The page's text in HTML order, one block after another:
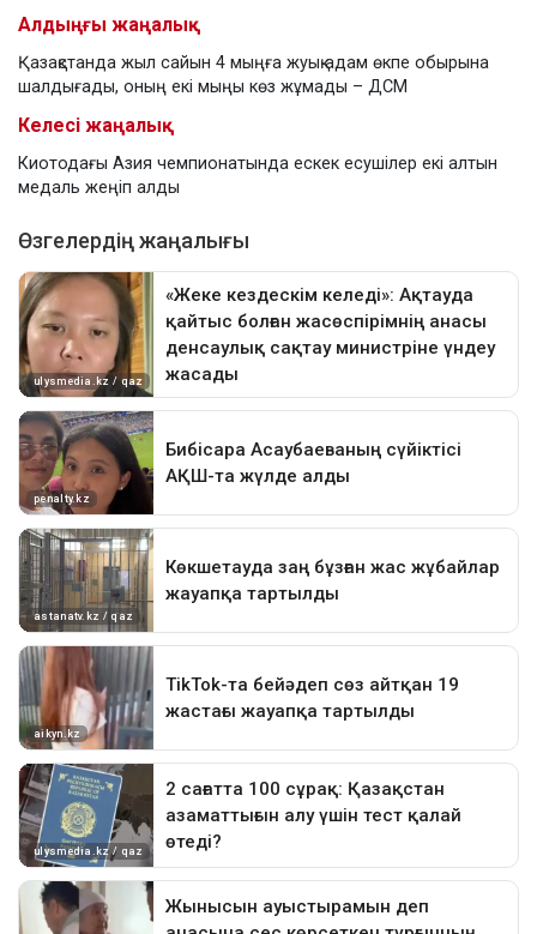
Алдыңғы жаңалық
Қазақстанда жыл сайын 4 мыңға жуық адам өкпе обырына
шалдығады, оның екі мыңы көз жұмады – ДСМ
Келесі жаңалық
Киотодағы Азия чемпионатында ескек есушілер екі алтын
медаль жеңіп алды